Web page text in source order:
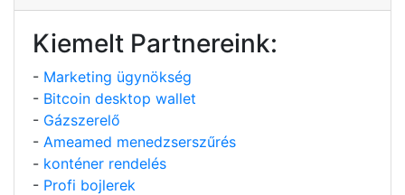
Kiemelt Partnereink:
- Marketing ügynökség
- Bitcoin desktop wallet
- Gázszerelő
- Ameamed menedzserszűrés
- konténer rendelés
- Profi bojlerek